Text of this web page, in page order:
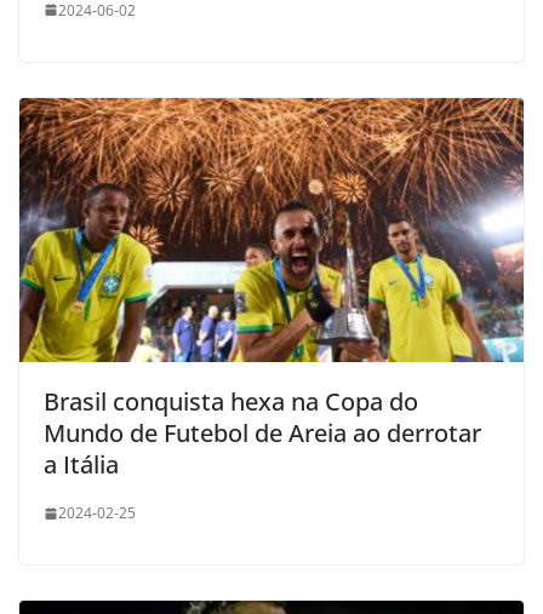
2024-06-02
Brasil conquista hexa na Copa do
Mundo de Futebol de Areia ao derrotar
a Itália
2024-02-25